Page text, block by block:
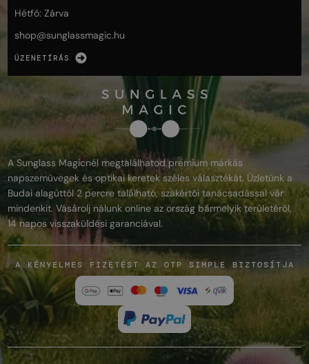
Hétfő: Zárva
shop@sunglassmagic.hu
ÜZENETÍRÁS
A Sunglass Magicnél megtalálhatod prémium márkás
napszemüvegek és optikai keretek széles választékát. Üzletünk a
Budai alagúttól 2 percre található, szakértői tanácsadással vár
mindenkit. Vásárolj nálunk online az ország bármelyik területéről,
14 napos visszaküldési garanciával.
A KÉNYELMES FIZETÉST AZ OTP SIMPLE BIZTOSÍTJA